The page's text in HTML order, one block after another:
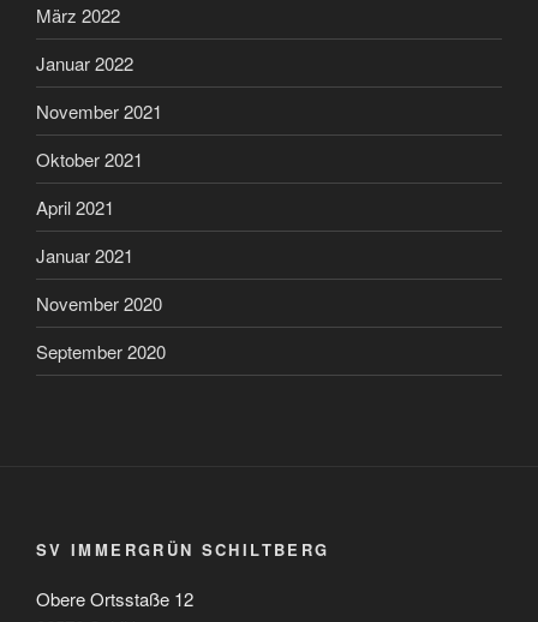
März 2022
Januar 2022
November 2021
Oktober 2021
April 2021
Januar 2021
November 2020
September 2020
SV IMMERGRÜN SCHILTBERG
Obere Ortsstaße 12